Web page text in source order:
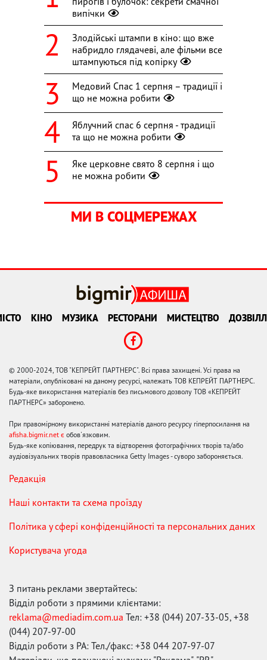
випічки
Злодійські штампи в кіно: що вже
набридло глядачеві, але фільми все
штампуються під копірку
Медовий Спас 1 серпня – традиції і
що не можна робити
Яблучний спас 6 серпня - традиції
та що не можна робити
Яке церковне свято 8 серпня і що
не можна робити
МИ В СОЦМЕРЕЖАХ
КІНО МУЗИКА РЕСТОРАНИ МИСТЕЦТВО
© 2000-2024, ТОВ "КЕПРЕЙТ ПАРТНЕРС". Всі права захищені. Усі права на
матеріали, опубліковані на даному ресурсі, належать ТОВ КЕПРЕЙТ ПАРТНЕРС.
Будь-яке використання матеріалів без письмового дозволу ТОВ «КЕПРЕЙТ
ПАРТНЕРС» заборонено.
При правомірному використанні матеріалів даного ресурсу гіперпосилання на
afisha.bigmir.net є обов'язковим.
Будь-яке копіювання, передрук та відтворення фотографічних творів та/або
аудіовізуальних творів правовласника Getty Images - суворо забороняється.
Редакція
Наші контакти та схема проїзду
Політика у сфері конфіденційності та персональних даних
Користувача угода
З питань реклами звертайтесь:
Відділ роботи з прямими клієнтами:
reklama@mediadim.com.ua Тел: +38 (044) 207-33-05, +38
(044) 207-97-00
Відділ роботи з РА: Тел./факс: +38 044 207-97-07